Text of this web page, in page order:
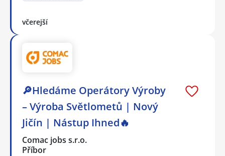
včerejší
🔎Hledáme Operátory Výroby
– Výroba Světlometů | Nový
Jičín | Nástup Ihned🔥
Comac jobs s.r.o.
Příbor